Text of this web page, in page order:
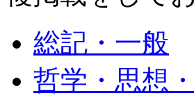
総記・一般
哲学・思想